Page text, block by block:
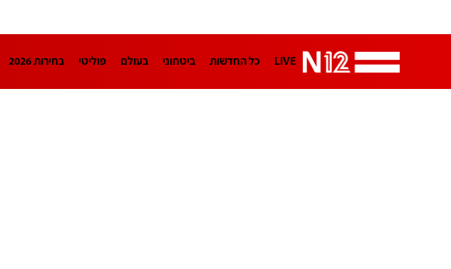
LIVE כל החדשות ביטחוני בעולם פוליטי בחירות 2026